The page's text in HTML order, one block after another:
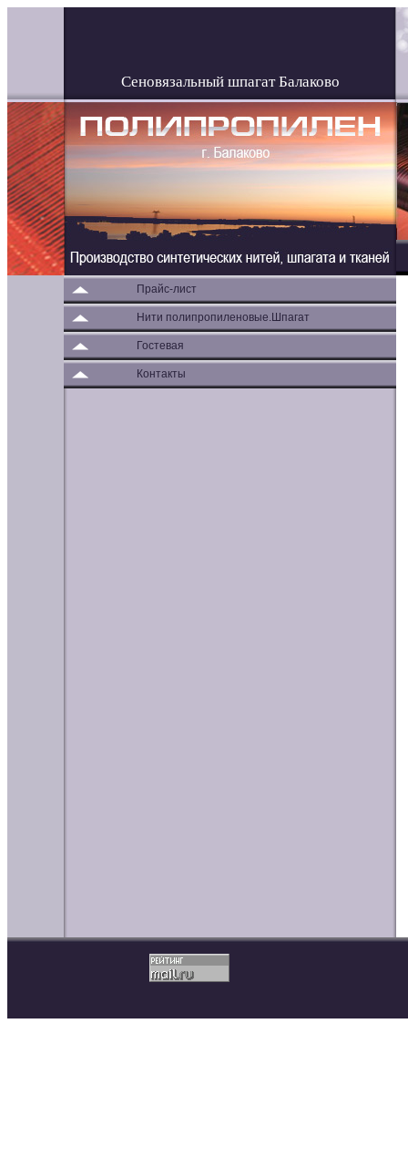
Сеновязальный шпагат Балаково
Прайс-лист
Нити полипропиленовые.Шпагат
Гостевая
Контакты